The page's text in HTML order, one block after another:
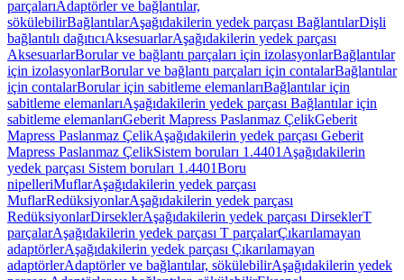
parçalarıAdaptörler ve bağlantılar,
sökülebilirBağlantılarAşağıdakilerin yedek parçası BağlantılarDişli
bağlantılı dağıtıcıAksesuarlarAşağıdakilerin yedek parçası
AksesuarlarBorular ve bağlantı parçaları için izolasyonlarBağlantılar
için izolasyonlarBorular ve bağlantı parçaları için contalarBağlantılar
için contalarBorular için sabitleme elemanlarıBağlantılar için
sabitleme elemanlarıAşağıdakilerin yedek parçası Bağlantılar için
sabitleme elemanlarıGeberit Mapress Paslanmaz ÇelikGeberit
Mapress Paslanmaz ÇelikAşağıdakilerin yedek parçası Geberit
Mapress Paslanmaz ÇelikSistem boruları 1.4401 Aşağıdakilerin
yedek parçası Sistem boruları 1.4401Boru
nipelleriMuflarAşağıdakilerin yedek parçası
MuflarRedüksiyonlarAşağıdakilerin yedek parçası
RedüksiyonlarDirseklerAşağıdakilerin yedek parçası DirseklerT
parçalarAşağıdakilerin yedek parçası T parçalarÇıkarılamayan
adaptörlerAşağıdakilerin yedek parçası Çıkarılamayan
adaptörlerAdaptörler ve bağlantılar, sökülebilirAşağıdakilerin yedek